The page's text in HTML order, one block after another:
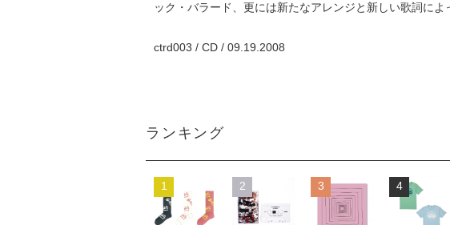
ック・バラード、更には新たなアレンジと新しい歌詞に
ctrd003 / CD / 09.19.2008
ランキング
1 2 3 4